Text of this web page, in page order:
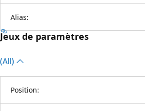
Alias:
Jeux de paramètres
(All)
Position: